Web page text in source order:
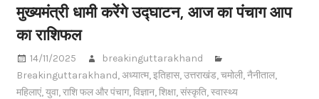
मुख्यमंत्री धामी करेंगे उद्घाटन, आज का पंचाग आप
का राशिफल
14/11/2025
breakinguttarakhand
Breakinguttarakhand,अध्यात्म,इतिहास,उत्तराखंड,चमोली,नैनीताल,
महिलाएं,युवा,राशि फल और पंचाग,विज्ञान,शिक्षा,संस्कृति,स्वास्थ्य